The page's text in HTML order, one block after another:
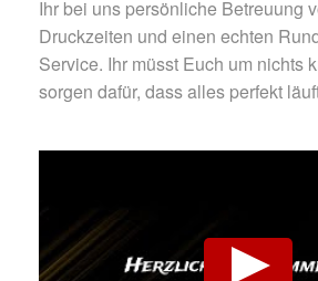
Ihr bei uns persönliche Betreuung
Druckzeiten und einen echten
Service. Ihr müsst Euch um nichts
sorgen dafür, dass alles perfekt